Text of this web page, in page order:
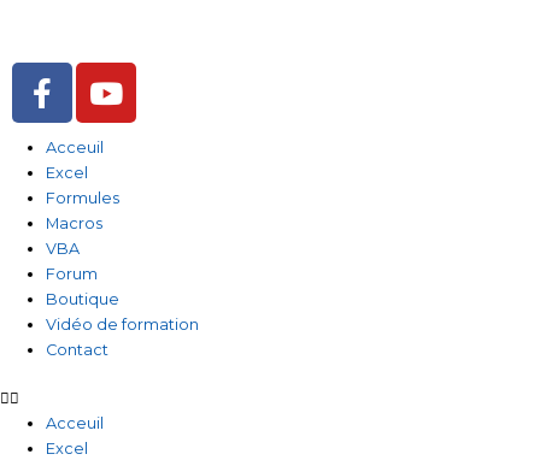
contenu
F
a
c
e
b
o
o
k
-
f
Y
o
u
Acceuil
Excel
Formules
Macros
VBA
Forum
Boutique
Vidéo de formation
Contact
Acceuil
Excel